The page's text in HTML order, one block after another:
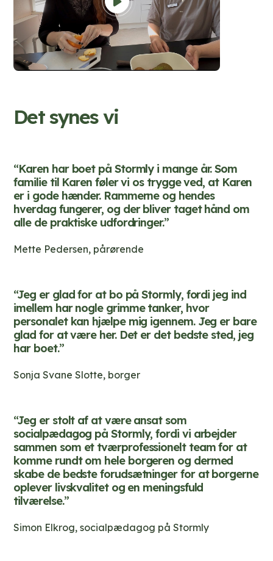
Det synes vi
“Karen har boet på Stormly i mange år. Som
familie til Karen føler vi os trygge ved, at Karen
er i gode hænder. Rammerne og hendes
hverdag fungerer, og der bliver taget hånd om
alle de praktiske udfordringer.”
Mette Pedersen, pårørende
“Jeg er glad for at bo på Stormly, fordi jeg ind
imellem har nogle grimme tanker, hvor
personalet kan hjælpe mig igennem. Jeg er bare
glad for at være her. Det er det bedste sted, jeg
har boet.”
Sonja Svane Slotte, borger
“Jeg er stolt af at være ansat som
socialpædagog på Stormly, fordi vi arbejder
sammen som et tværprofessionelt team for at
komme rundt om hele borgeren og dermed
skabe de bedste forudsætninger for at borgerne
oplever livskvalitet og en meningsfuld
tilværelse.”
Simon Elkrog, socialpædagog på Stormly